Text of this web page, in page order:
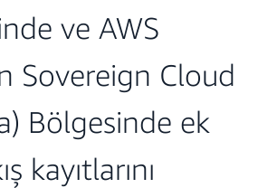
ve AWS
Sovereign Cloud
Bölgesinde ek
kayıtlarını